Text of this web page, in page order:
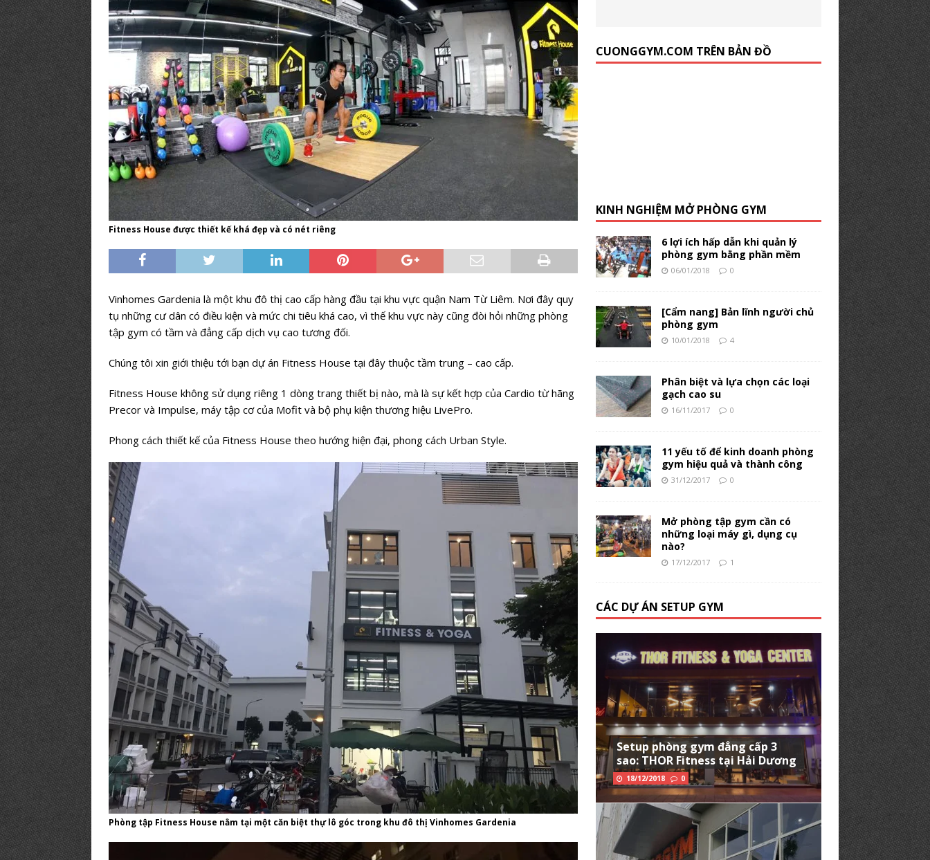
PHÒNG GYM TIÊU BIỂU
[ 12/03/2019 ] BÍ KÍP【Mở Phòng Gym Hiệu Quả】Hướng dẫn từ A đến Z
KINH NGHIỆM MỞ
PHÒNG TẬP
Fitness House được thiết kế khá đẹp và có nét riêng
Vinhomes Gardenia là một khu đô thị cao cấp hàng đầu tại khu vực quận Nam Từ Liêm. Nơi đây quy
tụ những cư dân có điều kiện và mức chi tiêu khá cao, vì thế khu vực này cũng đòi hỏi những phòng
tập gym có tầm và đẳng cấp dịch vụ cao tương đối.
Chúng tôi xin giới thiệu tới bạn dự án Fitness House tại đây thuộc tầm trung – cao cấp.
Fitness House không sử dụng riêng 1 dòng trang thiết bị nào, mà là sự kết hợp của Cardio từ hãng
Precor và Impulse, máy tập cơ của Mofit và bộ phụ kiện thương hiệu LivePro.
Phong cách thiết kế của Fitness House theo hướng hiện đại, phong cách Urban Style.
Phòng tập Fitness House nằm tại một căn biệt thự lô góc trong khu đô thị Vinhomes Gardenia
CUONGGYM.COM TRÊN BẢN ĐỒ
KINH NGHIỆM MỞ PHÒNG GYM
6 lợi ích hấp dẫn khi quản lý
phòng gym bằng phần mềm
06/01/2018 0
[Cẩm nang] Bản lĩnh người chủ
phòng gym
10/01/2018 4
Phân biệt và lựa chọn các loại
gạch cao su
16/11/2017 0
11 yếu tố để kinh doanh phòng
gym hiệu quả và thành công
31/12/2017 0
Mở phòng tập gym cần có
những loại máy gì, dụng cụ
nào?
17/12/2017 1
CÁC DỰ ÁN SETUP GYM
Setup phòng gym đẳng cấp 3
sao: THOR Fitness tại Hải Dương
18/12/2018 0